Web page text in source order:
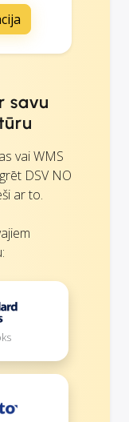
savu
vai WMS
DSV NO
ar to.